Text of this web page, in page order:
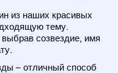
из наших красивых
тему.
созвездие, имя
– отличный способ